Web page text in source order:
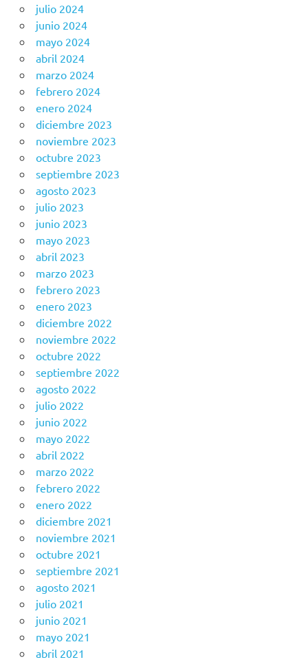
julio 2024
junio 2024
mayo 2024
abril 2024
marzo 2024
febrero 2024
enero 2024
diciembre 2023
noviembre 2023
octubre 2023
septiembre 2023
agosto 2023
julio 2023
junio 2023
mayo 2023
abril 2023
marzo 2023
febrero 2023
enero 2023
diciembre 2022
noviembre 2022
octubre 2022
septiembre 2022
agosto 2022
julio 2022
junio 2022
mayo 2022
abril 2022
marzo 2022
febrero 2022
enero 2022
diciembre 2021
noviembre 2021
octubre 2021
septiembre 2021
agosto 2021
julio 2021
junio 2021
mayo 2021
abril 2021